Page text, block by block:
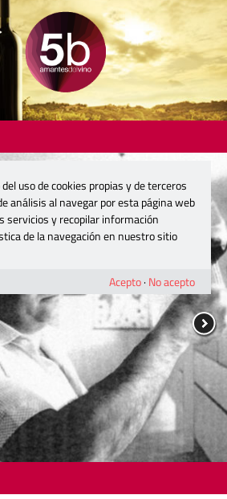
uso de cookies propias y de terceros
análisis al navegar por esta página web
servicios y recopilar información
de la navegación en nuestro sitio
Acepto· No acepto